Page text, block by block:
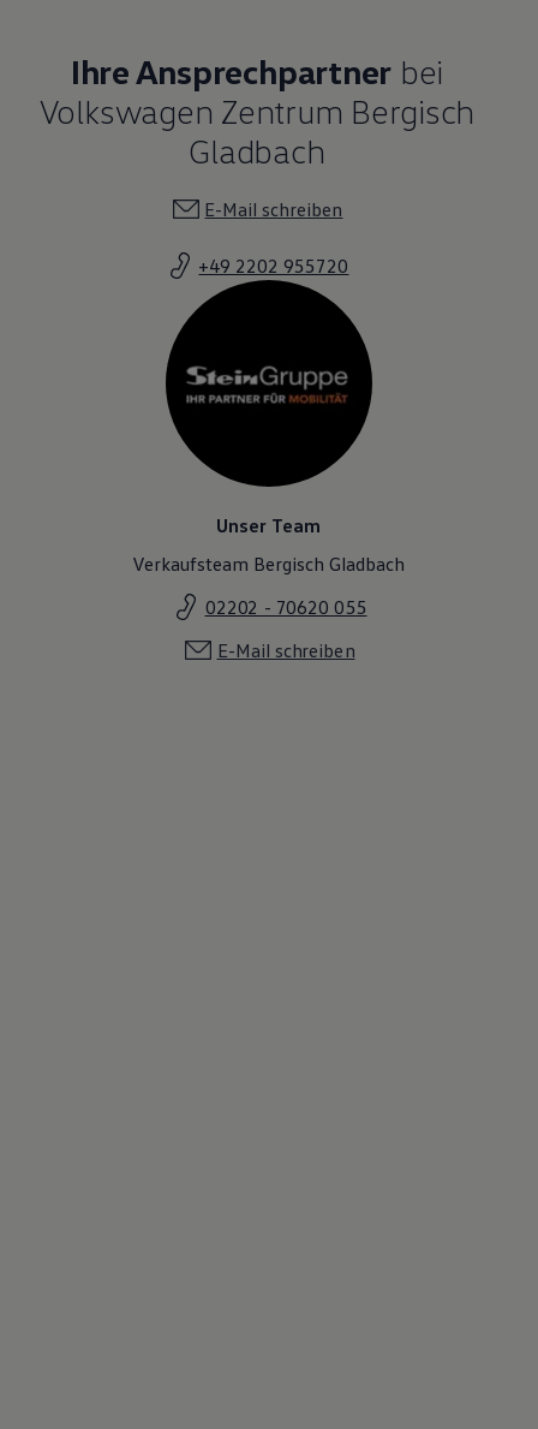
Ihre Ansprechpartner bei
Volkswagen Zentrum Bergisch
Gladbach
E-Mail schreiben
+49 2202 955720
Unser Team
Verkaufsteam Bergisch Gladbach
02202 - 70620 055
E-Mail schreiben